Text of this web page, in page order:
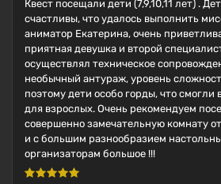
Квест посещали дети (7,9,10,11 лет) .
счастливы, что удалось выполнить
аниматор Екатерина, очень
приятная девушка и второй
осуществлял техническое
необычный антураж, уровень
поэтому дети особо горды, что смогли
для взрослых. Очень рекомендуем
совершенно замечательную комнату
и с большим разнообразием
организаторам большое !!!